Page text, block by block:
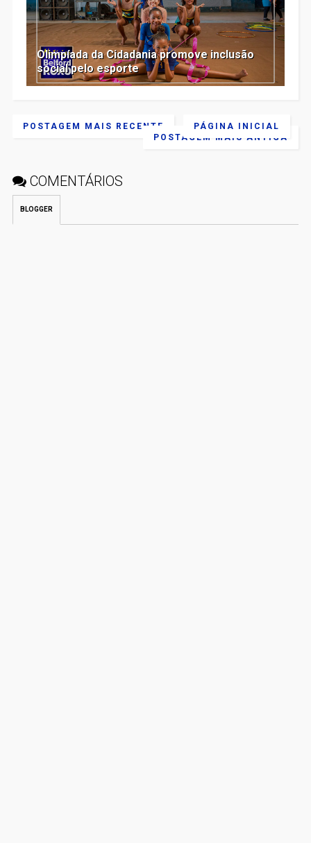
Olimpíada da Cidadania promove inclusão
social pelo esporte
POSTAGEM MAIS RECENTE
POSTAGEM MAIS ANTIGA
PÁGINA INICIAL
COMENTÁRIOS
BLOGGER